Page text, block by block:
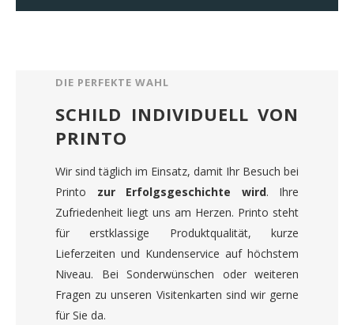
DIE PERFEKTE WAHL
SCHILD INDIVIDUELL VON
PRINTO
Wir sind täglich im Einsatz, damit Ihr Besuch bei
Printo zur Erfolgsgeschichte wird. Ihre
Zufriedenheit liegt uns am Herzen. Printo steht
für erstklassige Produktqualität, kurze
Lieferzeiten und Kundenservice auf höchstem
Niveau. Bei Sonderwünschen oder weiteren
Fragen zu unseren Visitenkarten sind wir gerne
für Sie da.